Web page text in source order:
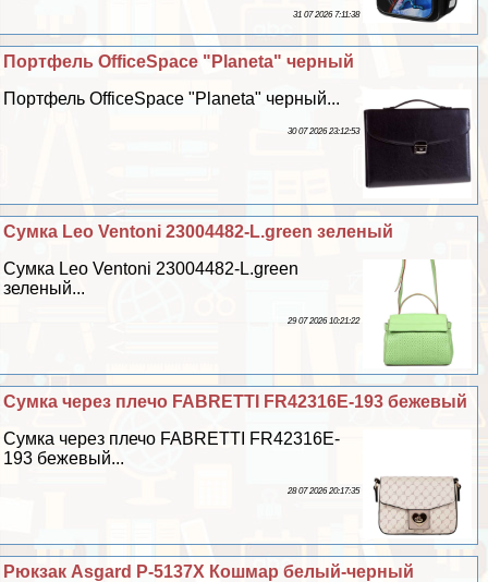
31 07 2026 7:11:38
Портфель OfficeSpace "Planeta" черный
Портфель OfficeSpace "Planeta" черный...
30 07 2026 23:12:53
Сумка Leo Ventoni 23004482-L.green зеленый
Сумка Leo Ventoni 23004482-L.green
зеленый...
29 07 2026 10:21:22
Сумка через плечо FABRETTI FR42316E-193 бежевый
Сумка через плечо FABRETTI FR42316E-
193 бежевый...
28 07 2026 20:17:35
Рюкзак Asgard Р-5137Х Кошмар белый-черный